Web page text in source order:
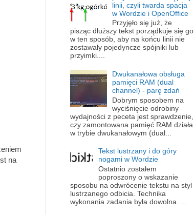
na
linii, czyli twarda spacja
w Wordzie i OpenOffice
Przyjęło się już, że
pisząc dłuższy tekst porządkuje się go
w ten sposób, aby na końcu linii nie
zostawały pojedyncze spójniki lub
przyimki....
Dwukanałowa obsługa
pamięci RAM (dual
channel) - parę zdań
Dobrym sposobem na
wyciśnięcie odrobiny
wydajności z peceta jest sprawdzenie,
czy zamontowana pamięć RAM działa
w trybie dwukanałowym (dual...
Tekst lustrzany i do góry
nogami w Wordzie
Ostatnio zostałem
poproszony o wskazanie
sposobu na odwrócenie tekstu na styl
lustrzanego odbicia. Technika
wykonania zadania była dowolna. ...